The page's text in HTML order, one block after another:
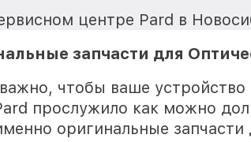
центре Pard в
запчасти для
чтобы ваше устройство
прослужило как можно
оригинальные запчасти